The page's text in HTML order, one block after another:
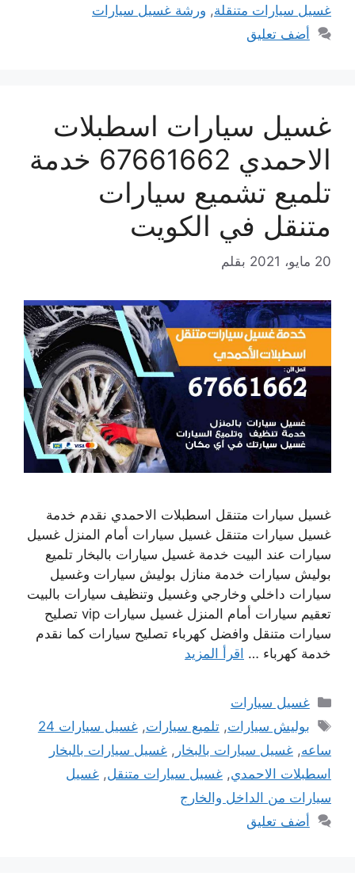
غسيل سيارات متنقلة, ورشة غسيل سيارات
أضف تعليق
غسيل سيارات اسطبلات
الاحمدي 67661662 خدمة
تلميع تشميع سيارات
متنقل في الكويت
20 مايو، 2021 بقلم
غسيل سيارات متنقل اسطبلات الاحمدي نقدم خدمة
غسيل سيارات متنقل غسيل سيارات أمام المنزل غسيل
سيارات عند البيت خدمة غسيل سيارات بالبخار تلميع
بوليش سيارات خدمة منازل بوليش سيارات وغسيل
سيارات داخلي وخارجي وغسيل وتنظيف سيارات بالبيت
تعقيم سيارات أمام المنزل غسيل سيارات vip تصليح
سيارات متنقل وافضل كهرباء تصليح سيارات كما نقدم
خدمة كهرباء … اقرأ المزيد
التصنيفات
غسيل سيارات
الوسوم
بوليش سيارات,تلميع سيارات,
غسيل سيارات 24
ساعه, غسيل سيارات بالبخار , غسيل سيارات بالبخار
اسطبلات الاحمدي, غسيل سيارات متنقل, غسيل
سيارات من الداخل والخارج
أضف تعليق